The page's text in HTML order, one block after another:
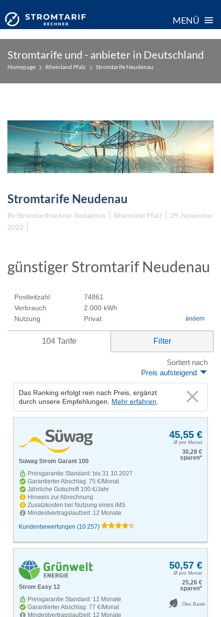
MENÜ ≡
content
Stromtarife und - anbieter in Deutschland
Homepage Rheinland Pfalz Stromtarife Neudenau
Stromtarife Neudenau
By Stromtarifrechner Redaktion Rheinland Pfalz
29. November
2023
günstiger Stromtarif Neudenau